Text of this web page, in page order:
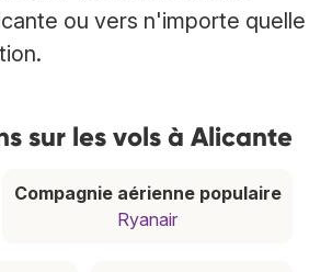
ou vers n'importe quelle
sur les vols à Alicante
Compagnie aérienne populaire
Ryanair